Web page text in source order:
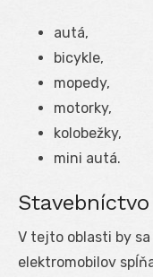
autá,
bicykle,
mopedy,
motorky,
kolobežky,
mini autá.
Stavebníctvo
V tejto oblasti by
elektromobilov